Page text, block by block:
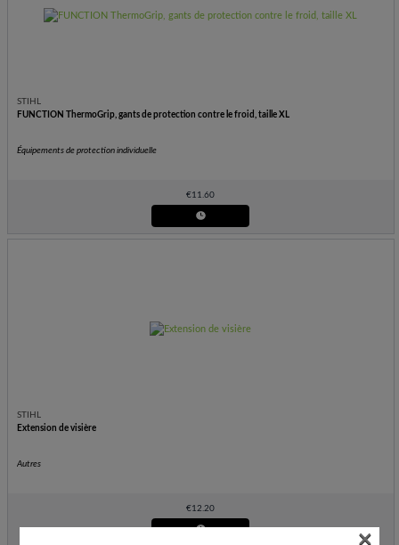
STIHL
FUNCTION ThermoGrip, gants de protection contre le froid, taille XL
Équipements de protection individuelle
€11.60
STIHL
Extension de visière
Autres
€12.20
×